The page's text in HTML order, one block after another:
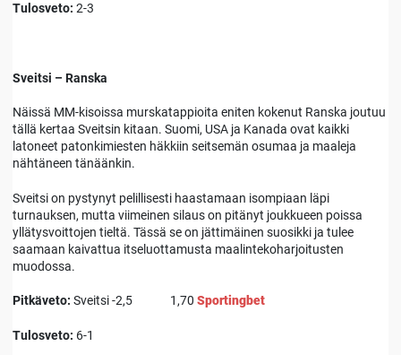
Tulosveto: 2-3
Sveitsi – Ranska
Näissä MM-kisoissa murskatappioita eniten kokenut Ranska joutuu
tällä kertaa Sveitsin kitaan. Suomi, USA ja Kanada ovat kaikki
latoneet patonkimiesten häkkiin seitsemän osumaa ja maaleja
nähtäneen tänäänkin.
Sveitsi on pystynyt pelillisesti haastamaan isompiaan läpi
turnauksen, mutta viimeinen silaus on pitänyt joukkueen poissa
yllätysvoittojen tieltä. Tässä se on jättimäinen suosikki ja tulee
saamaan kaivattua itseluottamusta maalintekoharjoitusten
muodossa.
Pitkäveto: Sveitsi -2,5 1,70 Sportingbet
Tulosveto: 6-1